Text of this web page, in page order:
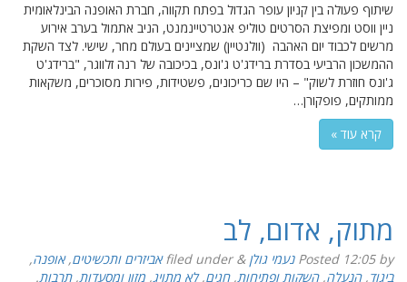
שיתוף פעולה בין קניון עופר הגדול בפתח תקווה, חברת האופנה הבינלאומית
ניין ווסט ומפיצת הסרטים טוליפ אנטרטיינמנט, הניב אתמול בערב אירוע
מרשים לכבוד יום האהבה (וולנטיין) שמציינים בעולם מחר, שישי. לצד השקת
ההמשכון הרביעי בסדרת ברידג'ט ג'ונס, בכיכובה של רנה זלווגר, "ברידג'ט
ג'ונס חוזרת לשוק" – היו שם כריכונים, פשטידות, פירות מסוכרים, משקאות
ממותקים, פופקורן…
קרא עוד »
מתוק, אדום, לב
Posted 12:05by נעמי גולן &
filed under אביזרים ותכשיטים,אופנה,
ביגוד,הנעלה,השקות ופתיחות,חגים,לא מתויג, מזון ומסעדות,תרבות.